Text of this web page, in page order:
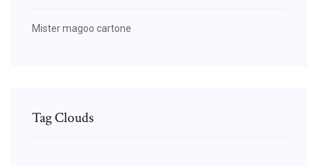
Mister magoo cartone
Tag Clouds